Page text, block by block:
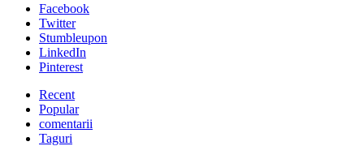
Facebook
Twitter
Stumbleupon
LinkedIn
Pinterest
Recent
Popular
comentarii
Taguri